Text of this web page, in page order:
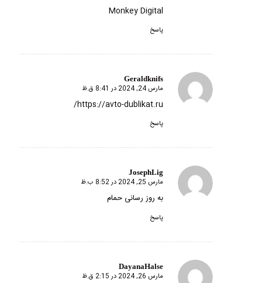
Monkey Digital
پاسخ
Geraldknifs
گفته:
مارس 24, 2024 در 8:41 ق.ظ
https://avto-dublikat.ru/
پاسخ
JosephLig
گفته:
مارس 25, 2024 در 8:52 ب.ظ
به روز رسانی حمام
پاسخ
DayanaHalse
گفته:
مارس 26, 2024 در 2:15 ق.ظ